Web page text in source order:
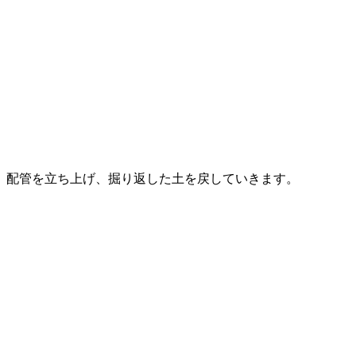
配管を立ち上げ、掘り返した土を戻していきます。